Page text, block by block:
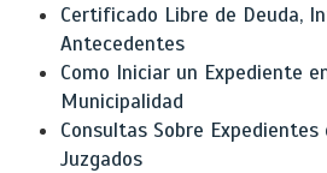
Certificado Libre de Deuda,
Antecedentes
Como Iniciar un Expediente
Municipalidad
Consultas Sobre Expedientes
Juzgados